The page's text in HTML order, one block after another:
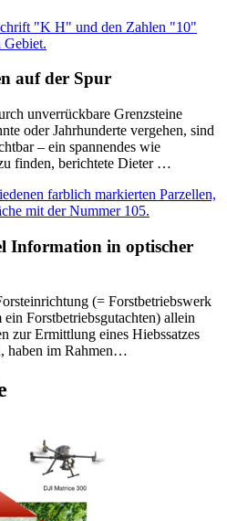
auf der Spur
unverrückbare Grenzsteine
oder Jahrhunderte vergehen, sind
– ein spannendes wie
finden, berichtete Dieter …
Information in optischer
(= Forstbetriebswerk
Forstbetriebsgutachten) allein
zur Ermittlung eines Hiebssatzes
haben im Rahmen…